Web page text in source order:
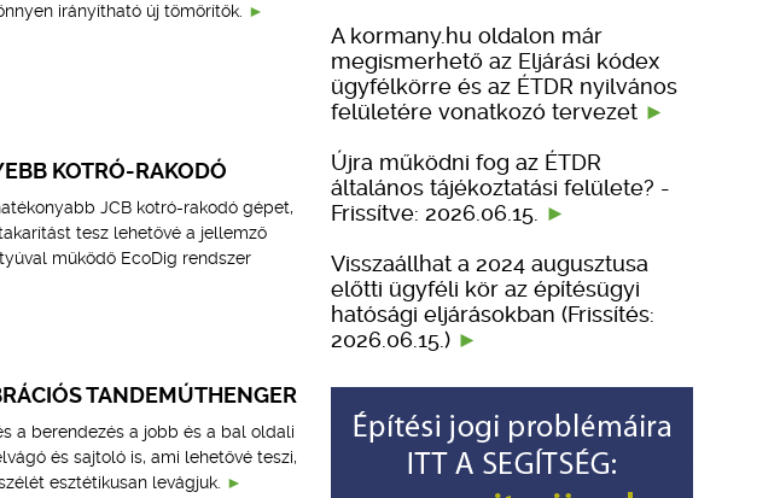
irányítható új tömörítők.
KOTRÓ-RAKODÓ
JCB kotró-rakodó gépet,
tesz lehetővé a jellemző
működő EcoDig rendszer
TANDEMÚTHENGER
a berendezés a jobb és a bal oldali
és sajtoló is, ami lehetővé teszi,
esztétikusan levágjuk.
A kormany.hu oldalon már
megismerhető az Eljárási kódex
ügyfélkörre és az ÉTDR nyilvános
felületére vonatkozó tervezet
Újra működni fog az ÉTDR
általános tájékoztatási felülete? -
Frissítve: 2026.06.15.
Visszaállhat a 2024 augusztusa
előtti ügyféli kör az építésügyi
hatósági eljárásokban (Frissítés:
2026.06.15.)